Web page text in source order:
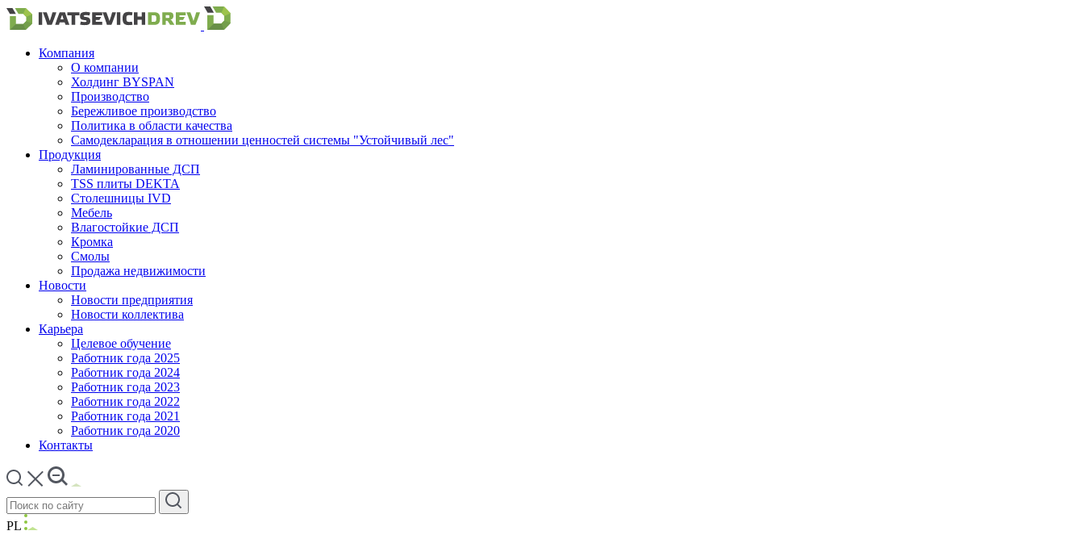
Компания
О компании
Холдинг BYSPAN
Производство
Бережливое производство
Политика в области качества
Самодекларация в отношении ценностей системы "Устойчивый лес"
Продукция
Ламинированные ДСП
TSS плиты DEKTA
Столешницы IVD
Мебель
Влагостойкие ДСП
Кромка
Смолы
Продажа недвижимости
Новости
Новости предприятия
Новости коллектива
Карьера
Целевое обучение
Работник года 2025
Работник года 2024
Работник года 2023
Работник года 2022
Работник года 2021
Работник года 2020
Контакты
PL